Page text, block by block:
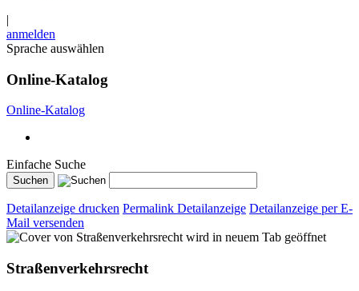
|
anmelden
Sprache auswählen
Online-Katalog
Online-Katalog
Einfache Suche
Detailanzeige drucken Permalink Detailanzeige Detailanzeige per E-
Mail versenden
wird in neuem Tab geöffnet
Straßenverkehrsrecht